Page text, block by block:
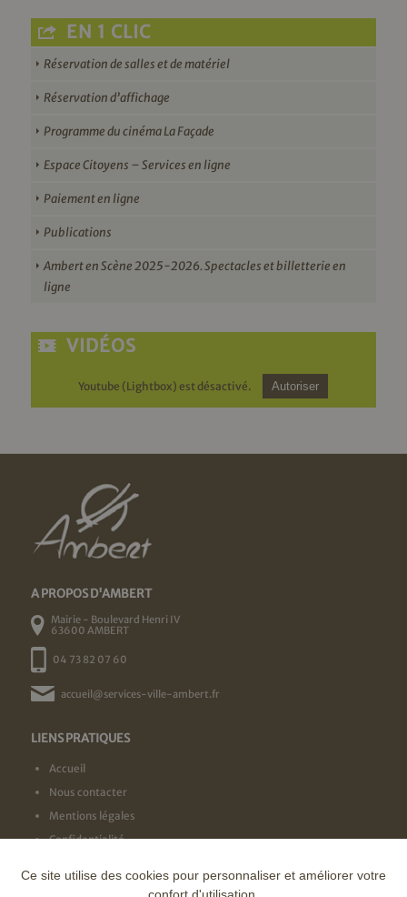
EN 1 CLIC
Réservation de salles et de matériel
Réservation d’affichage
Programme du cinéma La Façade
Espace Citoyens – Services en ligne
Paiement en ligne
Publications
Ambert en Scène 2025-2026. Spectacles et billetterie en
ligne
VIDÉOS
Youtube (Lightbox) est désactivé. Autoriser
A PROPOS D'AMBERT
Mairie - Boulevard Henri IV
63600 AMBERT
04 73 82 07 60
accueil@services-ville-ambert.fr
LIENS PRATIQUES
Accueil
Nous contacter
Mentions légales
Confidentialité
NOS LABELS
Ce site utilise des cookies pour personnaliser et améliorer votre